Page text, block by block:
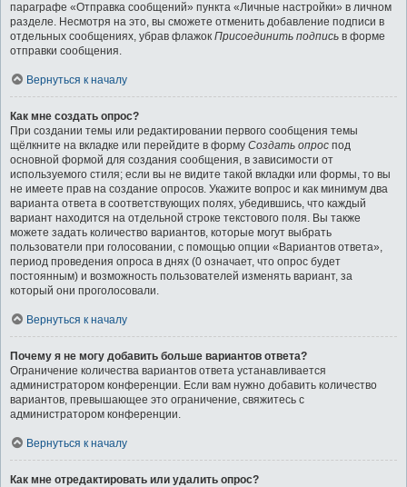
параграфе «Отправка сообщений» пункта «Личные настройки» в личном
разделе. Несмотря на это, вы сможете отменить добавление подписи в
отдельных сообщениях, убрав флажок Присоединить подпись в форме
отправки сообщения.
Вернуться к началу
Как мне создать опрос?
При создании темы или редактировании первого сообщения темы
щёлкните на вкладке или перейдите в форму Создать опрос под
основной формой для создания сообщения, в зависимости от
используемого стиля; если вы не видите такой вкладки или формы, то вы
не имеете прав на создание опросов. Укажите вопрос и как минимум два
варианта ответа в соответствующих полях, убедившись, что каждый
вариант находится на отдельной строке текстового поля. Вы также
можете задать количество вариантов, которые могут выбрать
пользователи при голосовании, с помощью опции «Вариантов ответа»,
период проведения опроса в днях (0 означает, что опрос будет
постоянным) и возможность пользователей изменять вариант, за
который они проголосовали.
Вернуться к началу
Почему я не могу добавить больше вариантов ответа?
Ограничение количества вариантов ответа устанавливается
администратором конференции. Если вам нужно добавить количество
вариантов, превышающее это ограничение, свяжитесь с
администратором конференции.
Вернуться к началу
Как мне отредактировать или удалить опрос?